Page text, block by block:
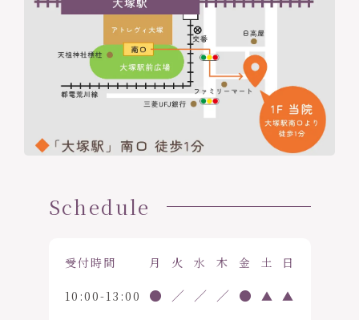
Schedule
受付時間 月 火 水 木 金 土 日
10:00-13:00 ● ／ ／ ／ ● ▲ ▲